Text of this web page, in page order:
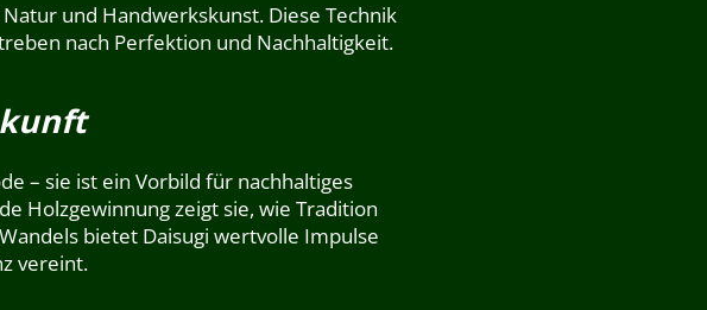
und Handwerkskunst. Diese Technik
nach Perfektion und Nachhaltigkeit.
– sie ist ein Vorbild für nachhaltiges
Holzgewinnung zeigt sie, wie Tradition
bietet Daisugi wertvolle Impulse
vereint.